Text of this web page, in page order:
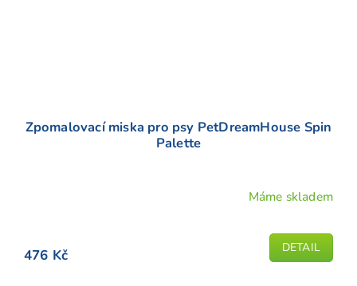
Zpomalovací miska pro psy PetDreamHouse Spin
Palette
Máme skladem
476 Kč DETAIL